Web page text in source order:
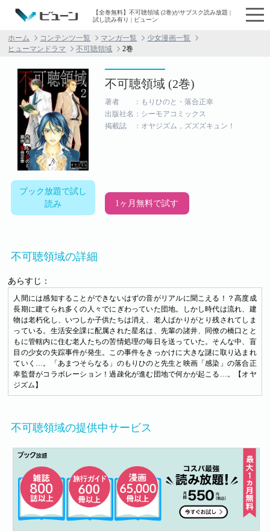
【全巻無料】不可聴領域 (2巻)がサブスク読み放題 |
試し読み有り | ビューン
ホーム コンテンツ一覧 マンガ一覧
少女漫画一覧
ヒューマンドラマ
不可聴領域 2巻
ブック放題で試し
読み
不可聴領域 (2巻)
著者 ：もりひのと・落合正幸
出版社名：シーモアコミックス
掲載誌 ：オヤジズム，ズズズキュン！
1ヶ月無料で試す
不可聴領域の詳細
あらすじ：
人間には感知することができないはずの音がリアルに聞こえる！？高度成
長期に建てられ多くの人々でにぎわっていた団地。しかし時代は流れ、建
物は老朽化し、いつしか子供たちは消え、老人ばかりがとり残されてしま
っている。生活安全課に配属された星名は、先輩の諸井、同僚の橋口とと
もに管轄内に住む老人たちの苦情処理の毎日を送っていた。そんな中、盲
目の少女の失踪事件が発生。この事件をきっかけに大きな謎に取り込まれ
ていく…。「あまつそらなる」のもりひのと先生と映画「感染」の落合正
幸監督がコラボレーション！過疎化が進む団地で何かが起こる…。【オヤ
ジズム】
不可聴領域の提供中サービス